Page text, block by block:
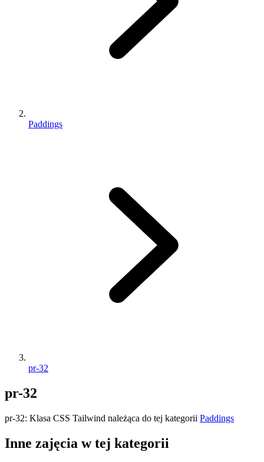
Paddings
pr-32
pr-32
pr-32: Klasa CSS Tailwind należąca do tej kategorii Paddings
Inne zajęcia w tej kategorii